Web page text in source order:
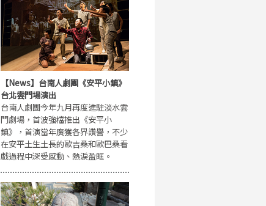
【News】台南人劇團《安平小鎮》
台北雲門場演出
台南人劇團今年九月再度進駐淡水雲
門劇場，首波強檔推出《安平小
鎮》，首演當年廣獲各界讚譽，不少
在安平土生土長的歐吉桑和歐巴桑看
戲過程中深受感動、熱淚盈眶。